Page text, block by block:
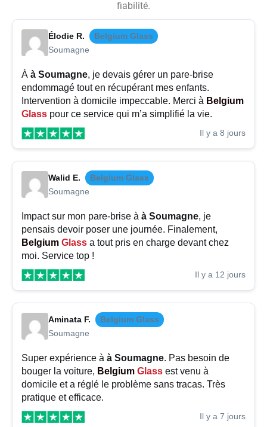
fiabilité.
Élodie R.
Belgium Glass
Soumagne
À à Soumagne, je devais gérer un pare-brise
endommagé tout en récupérant mes enfants.
Intervention à domicile impeccable. Merci à Belgium
Glass pour ce service qui m’a simplifié la vie.
Il y a 8 jours
Walid E.
Belgium Glass
Soumagne
Impact sur mon pare-brise à à Soumagne, je
pensais devoir poser une journée. Finalement,
Belgium Glass a tout pris en charge devant chez
moi. Service top !
Il y a 12 jours
Aminata F.
Belgium Glass
Soumagne
Super expérience à à Soumagne. Pas besoin de
bouger la voiture, Belgium Glass est venu à
domicile et a réglé le problème sans tracas. Très
pratique et efficace.
Il y a 7 jours